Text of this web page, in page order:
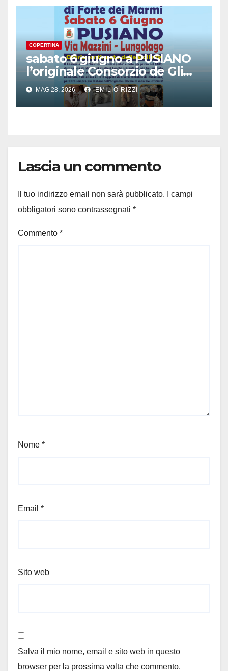
COPERTINA
sabato 6 giugno a PUSIANO
l’originale Consorzio de Gli
Ambulanti di Forte dei
Marmi®
MAG 28, 2026 EMILIO RIZZI
Lascia un commento
Il tuo indirizzo email non sarà pubblicato.
I campi
obbligatori sono contrassegnati *
Commento *
Nome *
Email *
Sito web
Salva il mio nome, email e sito web in questo
browser per la prossima volta che commento.